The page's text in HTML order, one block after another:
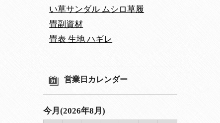
い草サンダル ムシロ草履
畳副資材
畳表 生地 ハギレ
営業日カレンダー
今月(2026年8月)